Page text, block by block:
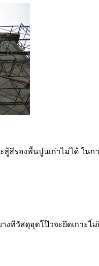
สีรองพื้นปูนเก่าไม่ได้ ในก
งทีวัสดุอุดโป๊วจะยึดเกาะ